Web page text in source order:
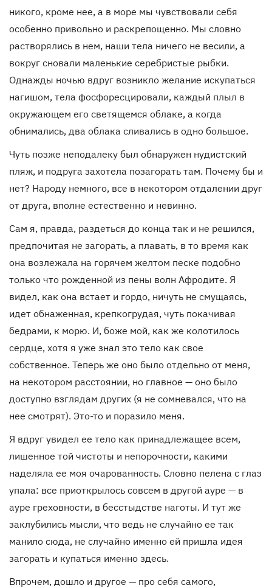
никого, кроме нее, а в море мы чувствовали себя
особенно привольно и раскрепощенно. Мы словно
растворялись в нем, наши тела ничего не весили, а
вокруг сновали маленькие серебристые рыбки.
Однажды ночью вдруг возникло желание искупаться
нагишом, тела фосфоресцировали, каждый плыл в
окружающем его светящемся облаке, а когда
обнимались, два облака сливались в одно большое.
Чуть позже неподалеку был обнаружен нудистский
пляж, и подруга захотела позагорать там. Почему бы и
нет? Народу немного, все в некотором отдалении друг
от друга, вполне естественно и невинно.
Сам я, правда, раздеться до конца так и не решился,
предпочитая не загорать, а плавать, в то время как
она возлежала на горячем желтом песке подобно
только что рожденной из пены волн Афродите. Я
видел, как она встает и гордо, ничуть не смущаясь,
идет обнаженная, крепкогрудая, чуть покачивая
бедрами, к морю. И, боже мой, как же колотилось
сердце, хотя я уже знал это тело как свое
собственное. Теперь же оно было отдельно от меня,
на некотором расстоянии, но главное — оно было
доступно взглядам других (я не сомневался, что на
нее смотрят). Это-то и поразило меня.
Я вдруг увидел ее тело как принадлежащее всем,
лишенное той чистоты и непорочности, какими
наделяла ее моя очарованность. Словно пелена с глаз
упала: все приоткрылось совсем в другой ауре — в
ауре греховности, в бесстыдстве наготы. И тут же
заклубились мысли, что ведь не случайно ее так
манило сюда, не случайно именно ей пришла идея
загорать и купаться именно здесь.
Впрочем, дошло и другое — про себя самого,